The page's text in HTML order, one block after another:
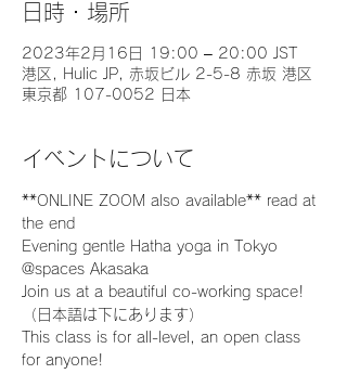
日時・場所
2023年2月16日 19:00 – 20:00 JST
港区, Hulic JP, 赤坂ビル 2-5-8 赤坂 港区
東京都 107-0052 日本
イベントについて
**ONLINE ZOOM also available** read at
the end
Evening gentle Hatha yoga in Tokyo
@spaces Akasaka
Join us at a beautiful co-working space!
（日本語は下にあります）
This class is for all-level, an open class
for anyone!